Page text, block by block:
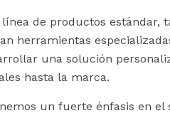
de productos estándar,
herramientas
una solución
hasta la marca.
un fuerte énfasis en